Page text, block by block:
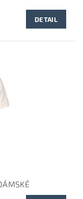
DETAIL